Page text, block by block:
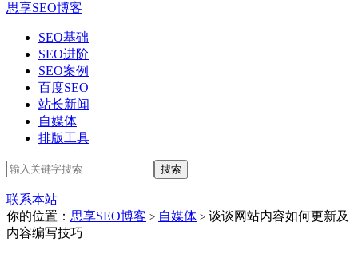
思享SEO博客
SEO基础
SEO进阶
SEO案例
百度SEO
站长新闻
自媒体
排版工具
联系本站
你的位置： 思享SEO博客 > 自媒体 > 谈谈网站内容如何更新及
内容编写技巧